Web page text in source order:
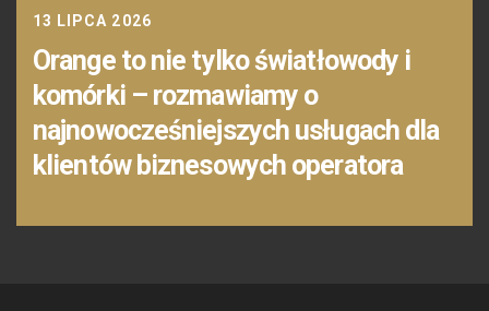
13 LIPCA 2026
Orange to nie tylko światłowody i
komórki – rozmawiamy o
najnowocześniejszych usługach dla
klientów biznesowych operatora